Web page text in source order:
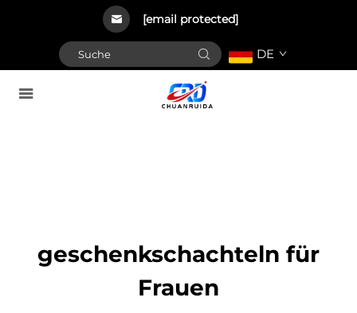
[email protected]
DE
geschenkschachteln für
Frauen